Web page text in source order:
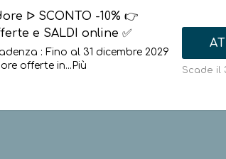
ᐅ SCONTO -10% 👉
e SALDI online ✅
: Fino al 31 dicembre 2029
offerte in... Più Scade il